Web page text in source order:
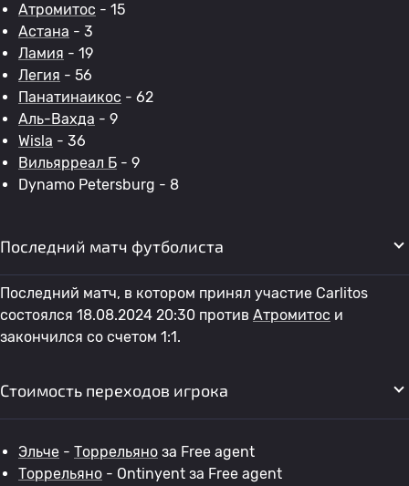
Атромитос - 15
Астана - 3
Ламия - 19
Легия - 56
Панатинаикос - 62
Аль-Вахда - 9
Wisla - 36
Вильярреал Б - 9
Dynamo Petersburg - 8
Последний матч футболиста
Последний матч, в котором принял участие Carlitos
состоялся 18.08.2024 20:30 против Атромитос и
закончился со счетом 1:1.
Стоимость переходов игрока
Эльче - Торрельяно за Free agent
Торрельяно - Ontinyent за Free agent